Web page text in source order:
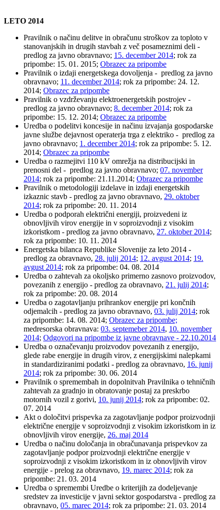
LETO 2014
Pravilnik o načinu delitve in obračunu stroškov za toploto v
stanovanjskih in drugih stavbah z več posameznimi deli -
predlog za javno obravnavo; 15. december 2014; rok za
pripombe: 15. 01. 2015; Obrazec za pripombe
Pravilnik o izdaji energetskega dovoljenja - predlog za javno
obravnavo; 11. december 2014; rok za pripombe: 24. 12.
2014; Obrazec za pripombe
Pravilnik o vzdrževanju elektroenergetskih postrojev -
predlog za javno obravnavo; 8. december 2014; rok za
pripombe: 15. 12. 2014; Obrazec za pripombe
Uredba o podelitvi koncesije in načinu izvajanja gospodarske
javne službe dejavnost operaterja trga z elektriko - predlog za
javno obravnavo; 1. december 2014; rok za pripombe: 5. 12.
2014; Obrazec za pripombe
Uredba o razmejitvi 110 kV omrežja na distribucijski in
prenosni del - predlog za javno obravnavo; 07. november
2014; rok za pripombe: 21.11.2014; Obrazec za pripombe
Pravilnik o metodologiji izdelave in izdaji energetskih
izkaznic stavb - predlog za javno obravnavo, 29. oktober
2014; rok za pripombe: 20. 11. 2014
Uredba o podporah električni energiji, proizvedeni iz
obnovljivih virov energije in v soproizvodnji z visokim
izkoristkom - predlog za javno obravnavo, 27. oktober 2014;
rok za pripombe: 10. 11. 2014
Energetska bilanca Republike Slovenije za leto 2014 -
predlog za obravnavo, 28. julij 2014; 12. avgust 2014; 19.
avgust 2014; rok za pripombe: 04. 08. 2014
Uredba o zahtevah za okoljsko primerno zasnovo proizvodov,
povezanih z energijo - predlog za obravnavo, 21. julij 2014;
rok za pripombe: 20. 08. 2014
Uredba o zagotavljanju prihrankov energije pri končnih
odjemalcih - predlog za javno obravnavo, 03. julij 2014; rok
za pripombe: 14. 08. 2014; Obrazec za pripombe;
medresorska obravnava: 03. septemeber 2014, 10. november
2014; Odgovori na pripombe iz javne obravnave - 22.10.2014
Uredba o označevanju proizvodov povezanih z energijo,
glede rabe energije in drugih virov, z energijskimi nalepkami
in standardiziranimi podatki - predlog za obravnavo, 16. junij
2014; rok za pripombe: 30. 06. 2014
Pravilnik o spremembah in dopolnitvah Pravilnika o tehničnih
zahtevah za gradnjo in obratovanje postaj za preskrbo
motornih vozil z gorivi, 10. junij 2014; rok za pripombe: 02.
07. 2014
Akt o določitvi prispevka za zagotavljanje podpor proizvodnji
električne energije v soproizvodnji z visokim izkoristkom in iz
obnovljivih virov energije, 26. maj 2014
Uredba o načinu določanja in obračunavanja prispevkov za
zagotavljanje podpor proizvodnji električne energije v
soproizvodnji z visokim izkoristkom in iz obnovljivih virov
energije - prelog za obravnavo, 19. marec 2014; rok za
pripombe: 21. 03. 2014
Uredba o spremembi Uredbe o kriterijih za dodeljevanje
sredstev za investicije v javni sektor gospodarstva - predlog za
obravnavo, 05. marec 2014; rok za pripombe: 21. 03. 2014